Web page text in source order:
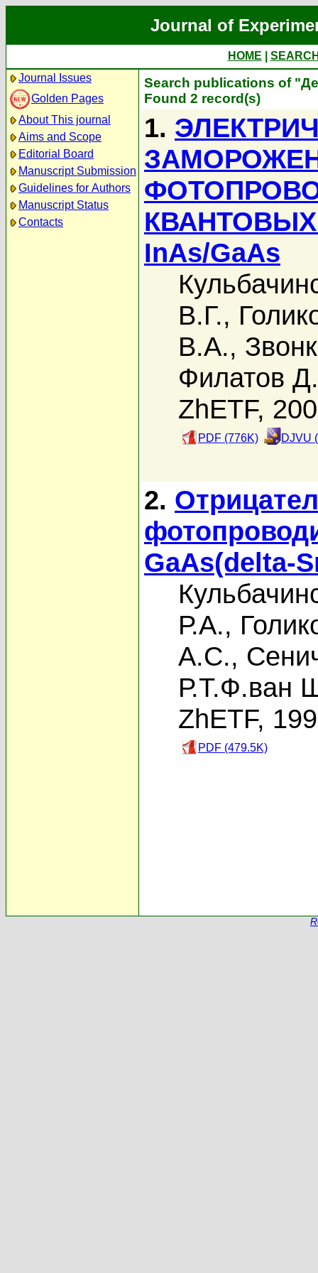
Journal of
HOME
Journal Issues
Golden Pages
About This journal
Aims and Scope
Editorial Board
Manuscript Submission
Guidelines for Authors
Manuscript Status
Contacts
Search publications of
Found 2 record(s)
1.
КВАНТОВЫХ
InAs/GaAs
В.Г.,
В.А.,
Филатов
ZhETF,
PDF (776K) DJVU
2.
GaAs(delta-
Р.А.,
А.С.,
Р.Т.Ф.ван
ZhETF,
PDF (479.5K)